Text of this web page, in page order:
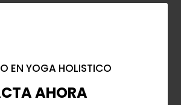
EN YOGA HOLISTICO
AHORA